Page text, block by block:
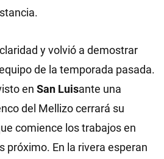
y volvió a demostrar
de la temporada pasada.
en San Luisante una
del Mellizo cerrará su
comience los trabajos en
próximo. En la rivera esperan